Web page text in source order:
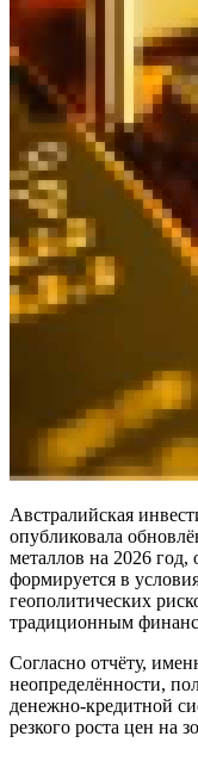
Австралийская
опубликовала
металлов на 2026
формируется в
геополитических
традиционным
Согласно отчёту,
неопределённости,
денежно-кредитной
резкого роста цен на